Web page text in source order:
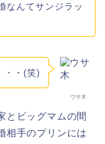
なんてサンジラッ
ウサ木
・・(笑)
とビッグマムの間
相手のプリンには